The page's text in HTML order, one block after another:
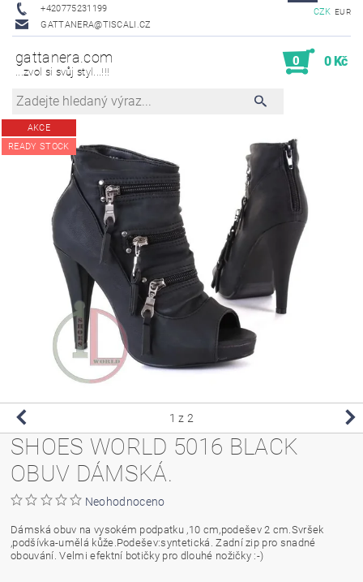
+420775231199
GATTANERA@TISCALI.CZ
CZK EUR
gattanera.com
...zvol si svůj styl...!!!
0 0 Kč
AKCE
READY STOCK
1 z 2
SHOES WORLD 5016 BLACK
OBUV DÁMSKÁ.
Neohodnoceno
Dámská obuv na vysokém podpatku ,10 cm,podešev 2 cm.Svršek
,podšívka-umělá kůže.Podešev:syntetická. Zadní zip pro snadné
obouvání. Velmi efektní botičky pro dlouhé nožičky :-)